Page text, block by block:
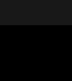
สิทธิพิเศษนี้ไม่สามารถน
าตั้งแต่วันนี้จนถึงตลอดทั้